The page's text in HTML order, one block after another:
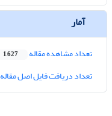
آمار
تعداد مشاهده مقاله 1,627
تعداد دریافت فایل اصل مقاله